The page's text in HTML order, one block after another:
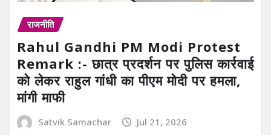
राजनीति
Rahul Gandhi PM Modi Protest
Remark :- छात्र प्रदर्शन पर पुलिस कार्रवाई
को लेकर राहुल गांधी का पीएम मोदी पर हमला,
मांगी माफी
Satvik Samachar Jul 21, 2026